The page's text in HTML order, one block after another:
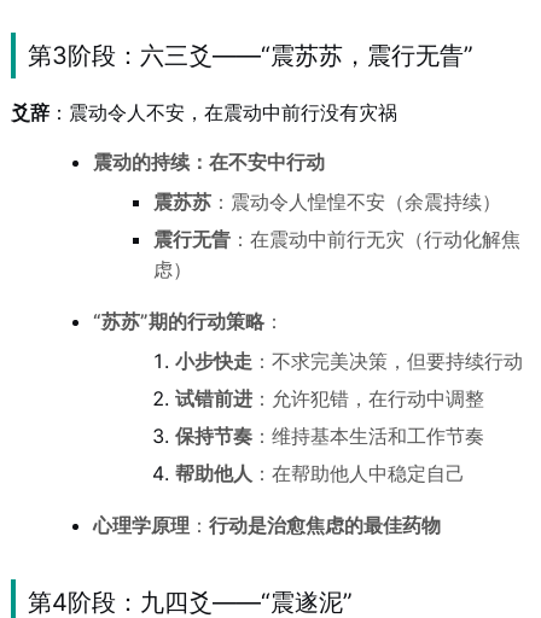
第3阶段：六三爻——“震苏苏，震行无眚”
爻辞：震动令人不安，在震动中前行没有灾祸
震动的持续：在不安中行动
震苏苏：震动令人惶惶不安（余震持续）
震行无眚：在震动中前行无灾（行动化解焦
虑）
“苏苏”期的行动策略：
小步快走 ：不求完美决策，但要持续行动
试错前进：允许犯错，在行动中调整
保持节奏：维持基本生活和工作节奏
帮助他人 ：在帮助他人中稳定自己
心理学原理 ： 行动是治愈焦虑的最佳药物
第4阶段：九四爻——“震遂泥”